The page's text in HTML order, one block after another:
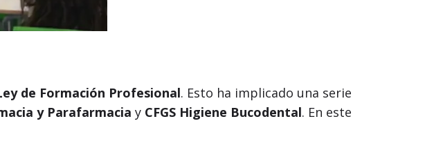
de Formación Profesional. Esto ha implicado una serie
y Parafarmacia y CFGS Higiene Bucodental. En este